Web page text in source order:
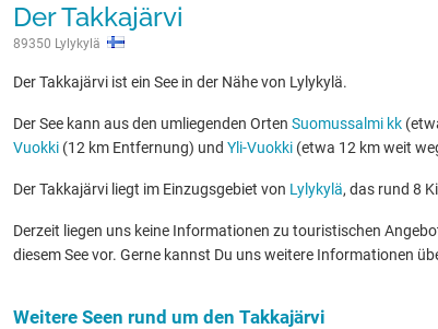
Der Takkajärvi
89350 Lylykylä
Der Takkajärvi ist ein See in der Nähe von Lylykylä.
Der See kann aus den umliegenden Orten Suomussalmi kk
Vuokki (12 km Entfernung) und Yli-Vuokki (etwa 12 km weit
Der Takkajärvi liegt im Einzugsgebiet von Lylykylä, das rund 8
Derzeit liegen uns keine Informationen zu touristischen
diesem See vor. Gerne kannst Du uns weitere Informationen
Weitere Seen rund um den Takkajärvi